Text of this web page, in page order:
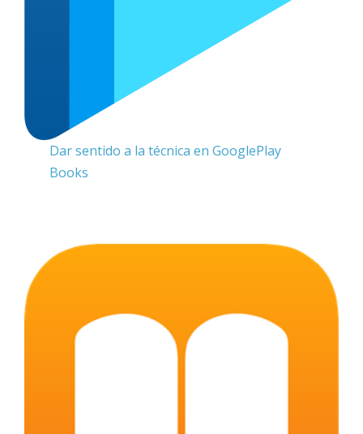
Dar sentido a la técnica en GooglePlay
Books